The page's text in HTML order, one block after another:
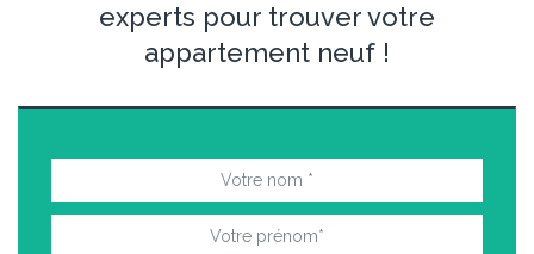
experts pour trouver votre
appartement neuf !